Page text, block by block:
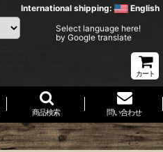
International shipping: English
Select language here!
by Google translate
カート
商品検索 問い合わせ